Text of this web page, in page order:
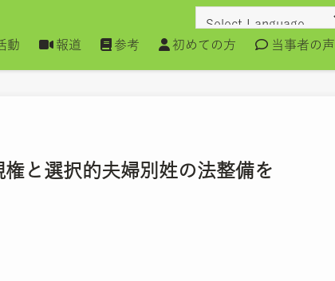
動 報道 参考 初めての方 当事者の声
と選択的夫婦別姓の法整備を